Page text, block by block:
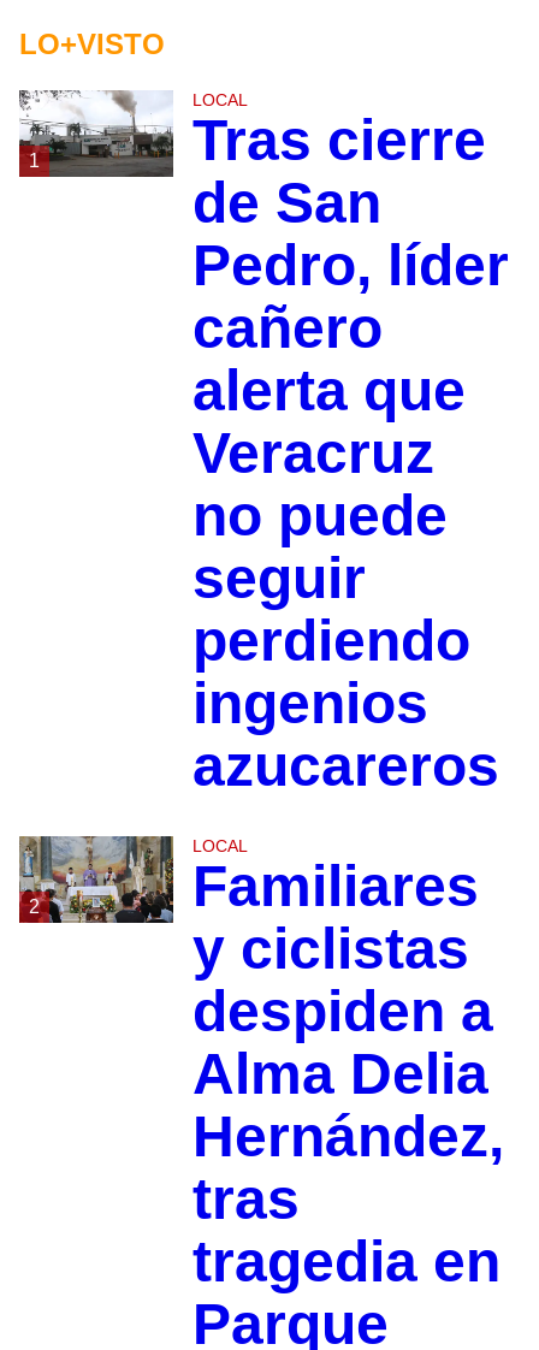
LO+VISTO
1
LOCAL
Tras cierre
de San
Pedro, líder
cañero
alerta que
Veracruz
no puede
seguir
perdiendo
ingenios
azucareros
2
LOCAL
Familiares
y ciclistas
despiden a
Alma Delia
Hernández,
tras
tragedia en
Parque